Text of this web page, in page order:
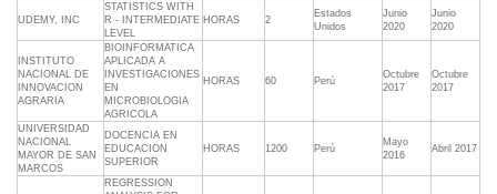
UDEMY, INC
STATISTICS WITH
R - INTERMEDIATE
LEVEL
HORAS 2
Estados
Unidos
Junio
2020
Junio
2020
INSTITUTO
NACIONAL DE
INNOVACION
AGRARIA
BIOINFORMATICA
APLICADA A
INVESTIGACIONES
EN
MICROBIOLOGIA
AGRICOLA
HORAS 60 Perú
Octubre
2017
Octubre
2017
UNIVERSIDAD
NACIONAL
MAYOR DE SAN
MARCOS
DOCENCIA EN
EDUCACION
SUPERIOR
HORAS 1200 Perú
Mayo
2016
Abril 2017
REGRESSION